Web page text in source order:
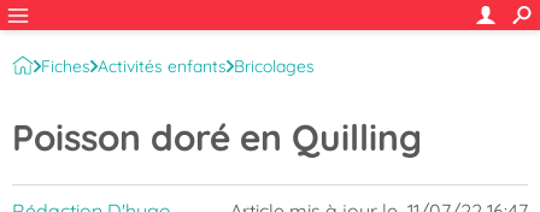
Fiches Activités enfants Bricolages
Poisson doré en Quilling